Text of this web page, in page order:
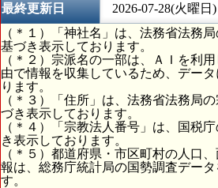
最終更新日
2026-07-28(火曜日)
（＊１）「神社名」は、法務省法務
基づき表示しております。
（＊２）宗派名の一部は、ＡＩを利
由で情報を収集しているため、デー
ります。
（＊３）「住所」は、法務省法務局
づき表示しております。
（＊４）「宗教法人番号」は、国税
き表示しております。
（＊５）都道府県・市区町村の人口
報は、総務庁統計局の国勢調査デー
す。